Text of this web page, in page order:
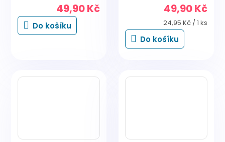
49,90 Kč
Do košíku
49,90 Kč
Měrná
cena:
24,95 Kč / 1 ks
Do košíku